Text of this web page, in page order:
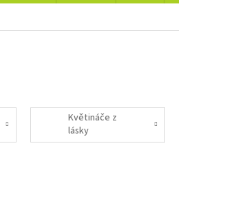
Květináče z
lásky